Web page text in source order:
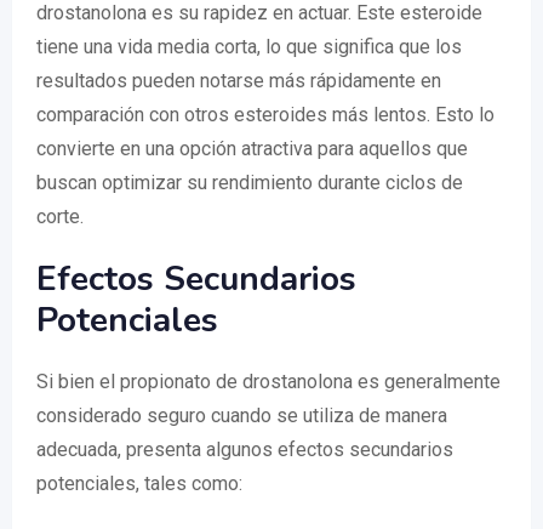
drostanolona es su rapidez en actuar. Este esteroide
tiene una vida media corta, lo que significa que los
resultados pueden notarse más rápidamente en
comparación con otros esteroides más lentos. Esto lo
convierte en una opción atractiva para aquellos que
buscan optimizar su rendimiento durante ciclos de
corte.
Efectos Secundarios
Potenciales
Si bien el propionato de drostanolona es generalmente
considerado seguro cuando se utiliza de manera
adecuada, presenta algunos efectos secundarios
potenciales, tales como: